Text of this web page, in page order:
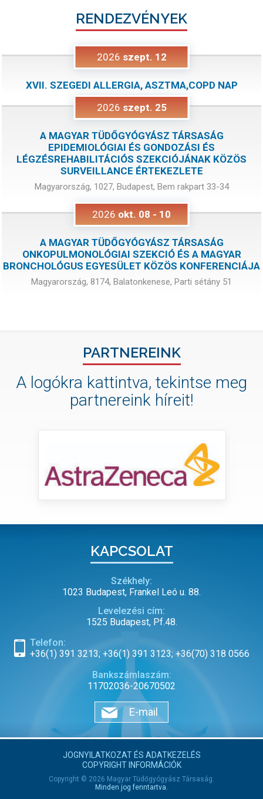
RENDEZVÉNYEK
2026 szept. 12
XVII. SZEGEDI ALLERGIA, ASZTMA,COPD NAP
2026 szept. 25
A MAGYAR TÜDŐGYÓGYÁSZ TÁRSASÁG
EPIDEMIOLÓGIAI ÉS GONDOZÁSI ÉS
LÉGZÉSREHABILITÁCIÓS SZEKCIÓJÁNAK KÖZÖS
SURVEILLANCE ÉRTEKEZLETE
Magyarország, 1027, Budapest, Bem rakpart 33-34
2026 okt. 08 - 10
A MAGYAR TÜDŐGYÓGYÁSZ TÁRSASÁG
ONKOPULMONOLÓGIAI SZEKCIÓ ÉS A MAGYAR
BRONCHOLÓGUS EGYESÜLET KÖZÖS KONFERENCIÁJA
Magyarország, 8174, Balatonkenese, Parti sétány 51
PARTNEREINK
A logókra kattintva, tekintse meg
partnereink híreit!
KAPCSOLAT
Székhely:
1023 Budapest, Frankel Leó u. 88.
Levelezési cím:
1525 Budapest, Pf.48.
Telefon:
+36(1) 391 3213; +36(1) 391 3123; +36(70) 318 0566
Bankszámlaszám:
11702036-20670502
E-mail
JOGNYILATKOZAT ÉS ADATKEZELÉS
COPYRIGHT INFORMÁCIÓK
Copyright © 2026 Magyar Tüdőgyógyász Társaság.
Minden jog fenntartva.